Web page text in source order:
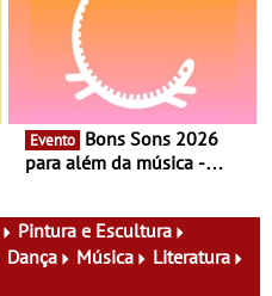
Evento
para além da música -
atividades para toda a
família e muito mais
Pintura e Escultura
Dança Música
Literatura